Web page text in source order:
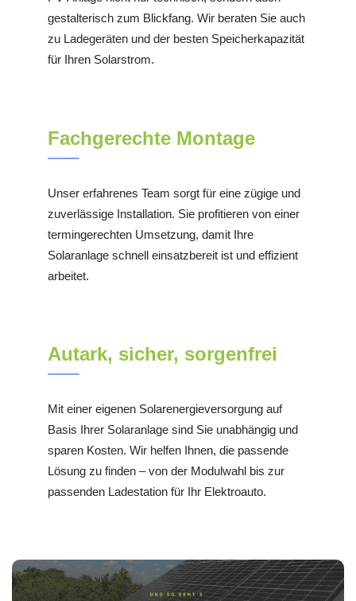
gestalterisch zum Blickfang. Wir beraten Sie auch
zu Ladegeräten und der besten Speicherkapazität
für Ihren Solarstrom.
Fachgerechte Montage
Unser erfahrenes Team sorgt für eine zügige und
zuverlässige Installation. Sie profitieren von einer
termingerechten Umsetzung, damit Ihre
Solaranlage schnell einsatzbereit ist und effizient
arbeitet.
Autark, sicher, sorgenfrei
Mit einer eigenen Solarenergieversorgung auf
Basis Ihrer Solaranlage sind Sie unabhängig und
sparen Kosten. Wir helfen Ihnen, die passende
Lösung zu finden – von der Modulwahl bis zur
passenden Ladestation für Ihr Elektroauto.